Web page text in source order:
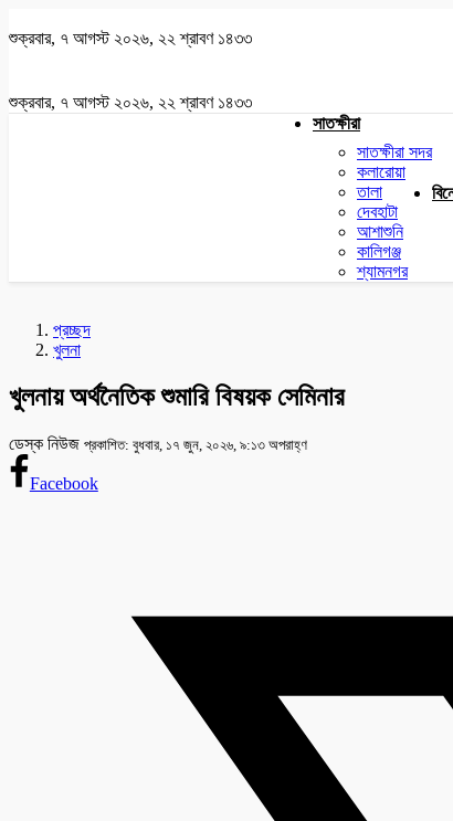
শুক্রবার, ৭ আগস্ট ২০২৬, ২২ শ্রাবণ ১৪৩৩
শুক্রবার, ৭ আগস্ট ২০২৬, ২২ শ্রাবণ ১৪৩৩
সাতক্ষীরা
সাতক্ষীরা সদর
কলারোয়া
তালা
দেবহাটা
আশাশুনি
কালিগঞ্জ
শ্যামনগর
প্রচ্ছদ
খুলনা
খুলনায় অর্থনৈতিক শুমারি বিষয়ক সেমিনার
ডেস্ক নিউজ প্রকাশিত: বুধবার, ১৭ জুন, ২০২৬, ৯:১৩ অপরাহ্ণ
Facebook